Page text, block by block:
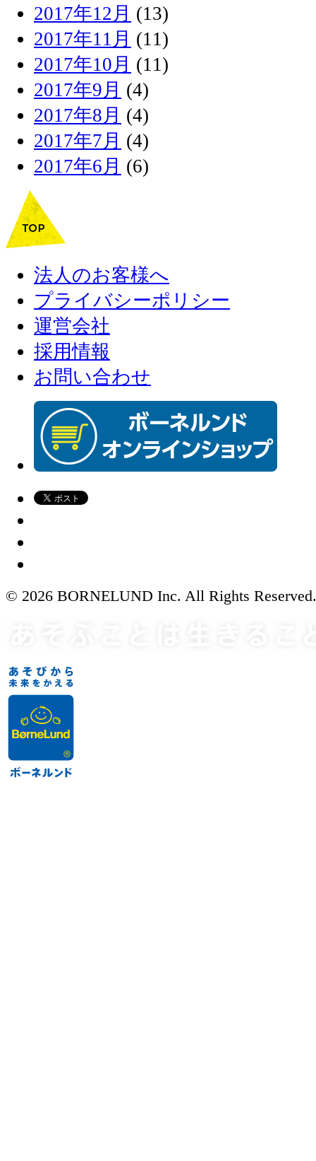
2017年12月 (13)
2017年11月 (11)
2017年10月 (11)
2017年9月 (4)
2017年8月 (4)
2017年7月 (4)
2017年6月 (6)
法人のお客様へ
プライバシーポリシー
運営会社
採用情報
お問い合わせ
© 2026 BORNELUND Inc. All Rights Reserved.